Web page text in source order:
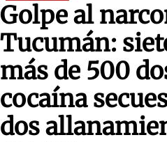
Golpe al
Tucumán:
más de 500
cocaína
dos